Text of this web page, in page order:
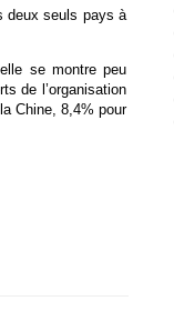
deux seuls pays à
se montre peu
de l’organisation
Chine, 8,4% pour